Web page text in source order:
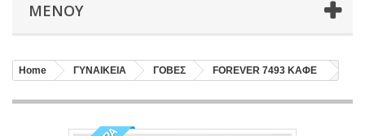
ΜΕΝΟΎ
Home ΓΥΝΑΙΚΕΙΑ ΓΟΒΕΣ FOREVER 7493 ΚΑΦΕ